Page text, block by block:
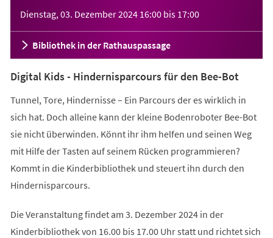
Dienstag, 03. Dezember 2024 16:00 bis 17:00
Bibliothek in der Rathauspassage
Digital Kids - Hindernisparcours für den Bee-Bot
Tunnel, Tore, Hindernisse – Ein Parcours der es wirklich in
sich hat. Doch alleine kann der kleine Bodenroboter Bee-Bot
sie nicht überwinden. Könnt ihr ihm helfen und seinen Weg
mit Hilfe der Tasten auf seinem Rücken programmieren?
Kommt in die Kinderbibliothek und steuert ihn durch den
Hindernisparcours.
Die Veranstaltung findet am 3. Dezember 2024 in der
Kinderbibliothek von 16.00 bis 17.00 Uhr statt und richtet sich